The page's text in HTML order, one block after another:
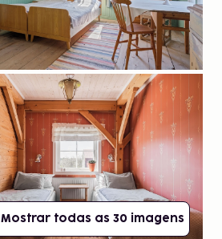
Mostrar todas as 30 imagens